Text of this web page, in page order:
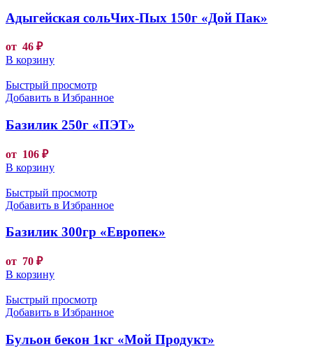
Адыгейская сольЧих-Пых 150г «Дой Пак»
от 46 ₽
В корзину
Быстрый просмотр
Добавить в Избранное
Базилик 250г «ПЭТ»
от 106 ₽
В корзину
Быстрый просмотр
Добавить в Избранное
Базилик 300гр «Европек»
от 70 ₽
В корзину
Быстрый просмотр
Добавить в Избранное
Бульон бекон 1кг «Мой Продукт»